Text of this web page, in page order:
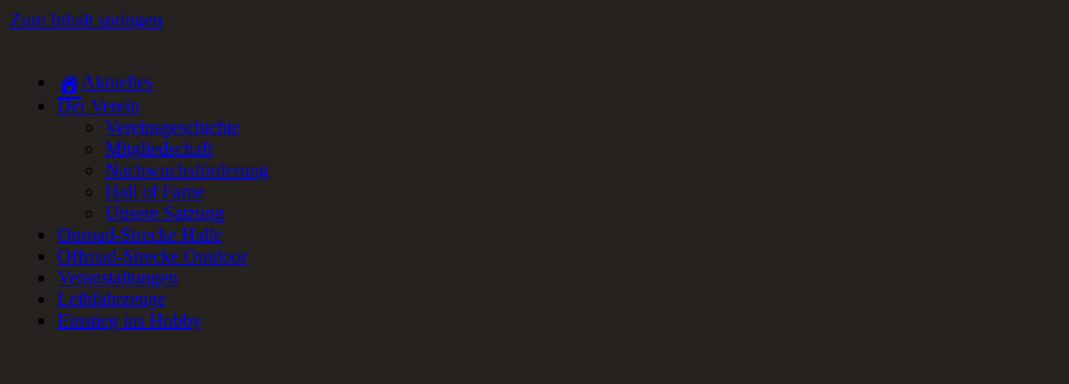
Zum Inhalt springen
RC-Car Verein in Frankfurt am Main für Offroad- und Onroad RC-Fans.
Aktuelles
Der Verein
Vereinsgeschichte
Mitgliedschaft
Nachwuchsförderung
Hall of Fame
Unsere Satzung
Onroad-Strecke Halle
Offroad-Strecke Outdoor
Veranstaltungen
Leihfahrzeuge
Einstieg ins Hobby